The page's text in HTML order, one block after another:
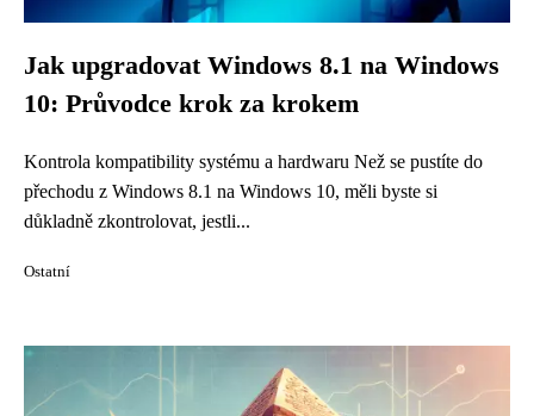
Jak upgradovat Windows 8.1 na Windows
10: Průvodce krok za krokem
Kontrola kompatibility systému a hardwaru Než se pustíte do
přechodu z Windows 8.1 na Windows 10, měli byste si
důkladně zkontrolovat, jestli...
Ostatní